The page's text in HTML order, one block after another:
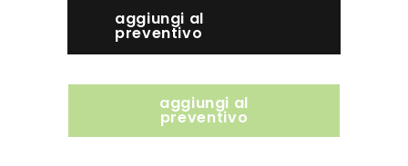
aggiungi al
preventivo
aggiungi al
preventivo